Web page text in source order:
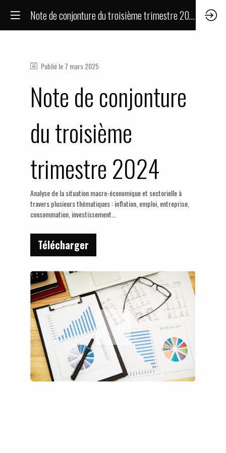
Note de conjonture du troisième trimestre 2024
Publié le7 mars 2025
Note de conjonture
du troisième
trimestre 2024
Analyse de la situation macro-économique et sectorielle à
travers plusieurs thématiques : inflation, emploi, entreprise,
consommation, investissement...
Télécharger